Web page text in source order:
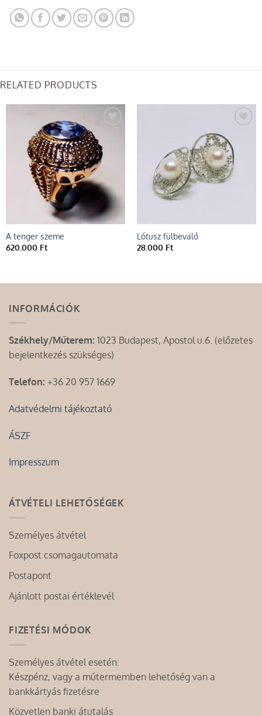
RELATED PRODUCTS
wishlist
A tenger szeme
620.000 Ft
wishlist
Lótusz fülbevaló
28.000 Ft
INFORMÁCIÓK
Székhely/Műterem: 1023 Budapest, Apostol u.6. (előzetes
bejelentkezés szükséges)
Telefon: +36 20 957 1669
Adatvédelmi tájékoztató
ÁSZF
Impresszum
ÁTVÉTELI LEHETŐSÉGEK
Személyes átvétel
Foxpost csomagautomata
Postapont
Ajánlott postai értéklevél
FIZETÉSI MÓDOK
Személyes átvétel esetén:
Készpénz, vagy a műtermemben lehetőség van a
bankkártyás fizetésre
Közvetlen banki átutalás